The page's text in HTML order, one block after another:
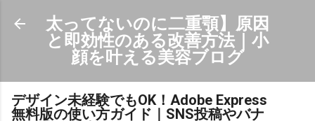
スキップしてメイン コンテンツに移動
太ってないのに二重顎】原因
と即効性のある改善方法｜小
顔を叶える美容ブログ
デザイン未経験でもOK！Adobe Express
無料版の使い方ガイド｜SNS投稿やバナ